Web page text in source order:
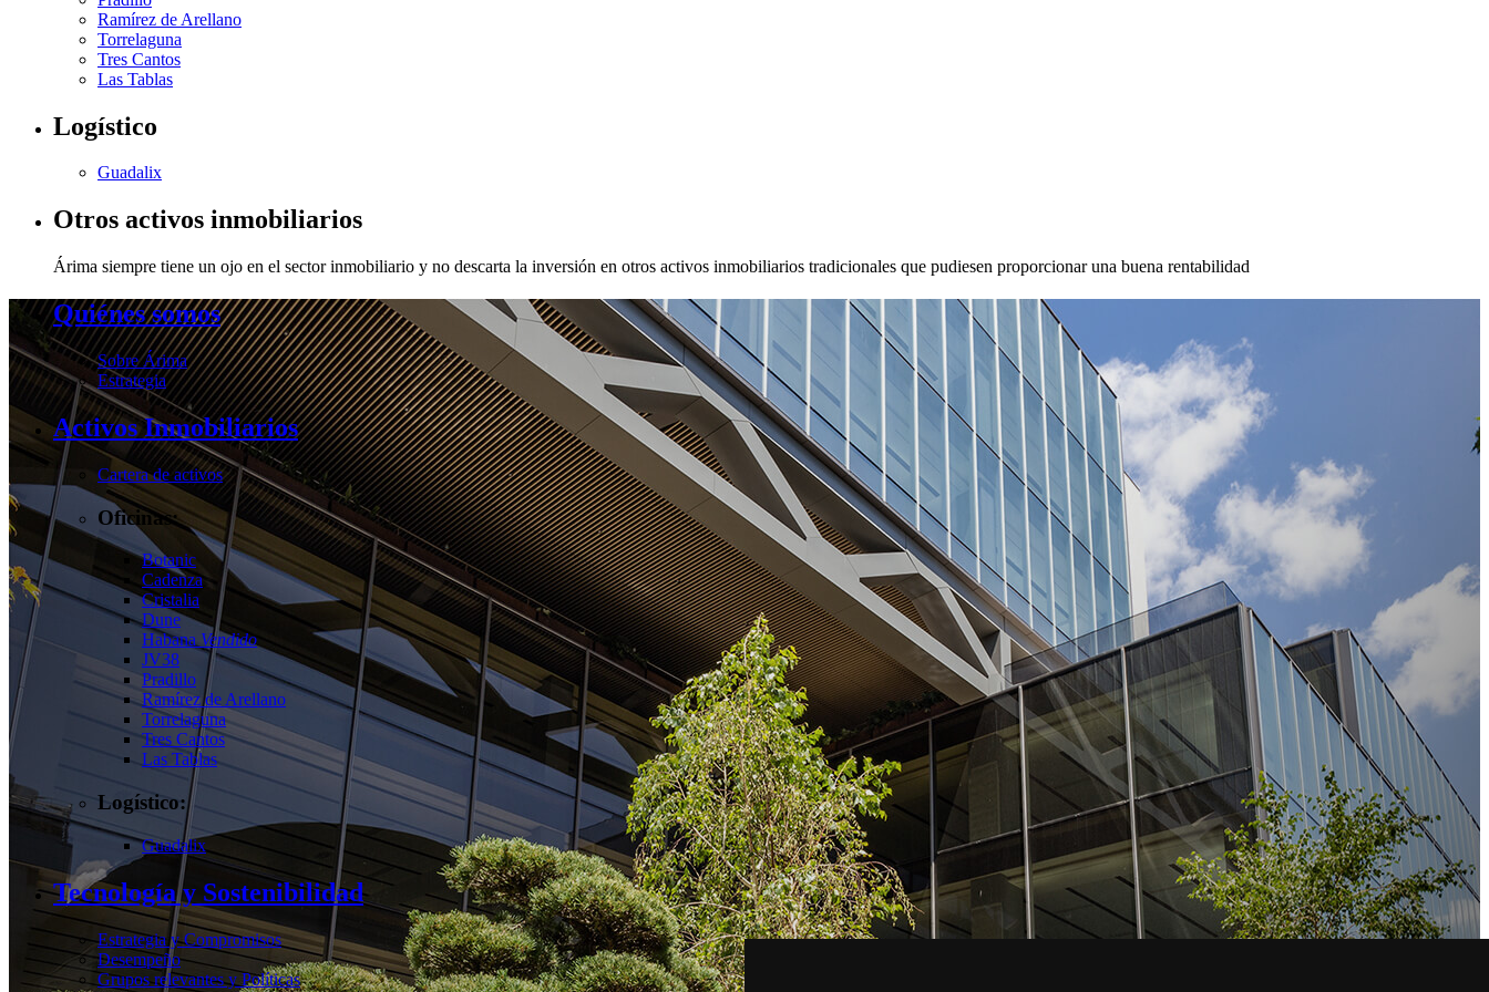
Ramírez de Arellano
Torrelaguna
Tres Cantos
Las Tablas
Logístico
Guadalix
Otros activos inmobiliarios
Árima siempre tiene un ojo en el sector inmobiliario y no descarta la inversión en otros activos inmobiliarios tradicionales que pudiesen proporcionar una buena rentabilidad
Quiénes somos
Sobre Árima
Estrategia
Activos Inmobiliarios
Cartera de activos
Oficinas:
Botanic
Cadenza
Cristalia
Dune
Habana Vendido
JV38
Pradillo
Ramírez de Arellano
Torrelaguna
Tres Cantos
Las Tablas
Logístico:
Guadalix
Tecnología y Sostenibilidad
Estrategia y Compromisos
Desempeño
Grupos relevantes y Políticas